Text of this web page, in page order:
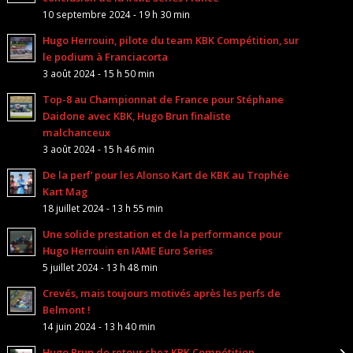
10 septembre 2024 - 19 h 30 min
Hugo Herrouin, pilote du team KBK Compétition, sur
le podium à Franciacorta
3 août 2024 - 15 h 50 min
Top-8 au Championnat de France pour Stéphane
Daidone avec KBK, Hugo Brun finaliste
malchanceux
3 août 2024 - 15 h 46 min
De la perf’ pour les Alonso Kart de KBK au Trophée
Kart Mag
18 juillet 2024 - 13 h 55 min
Une solide prestation et de la performance pour
Hugo Herrouin en IAME Euro Series
5 juillet 2024 - 13 h 48 min
Crevés, mais toujours motivés après les perfs de
Belmont !
14 juin 2024 - 13 h 40 min